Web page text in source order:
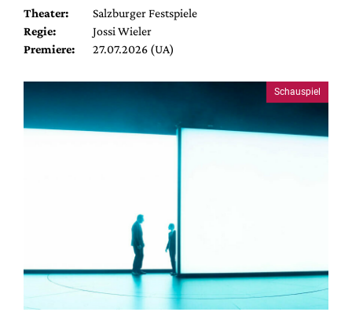
Theater:
Salzburger Festspiele
Regie:
Jossi Wieler
Premiere:
27.07.2026 (UA)
Schauspiel